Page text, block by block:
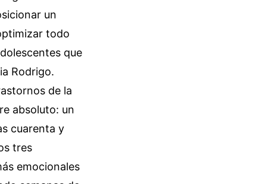
un
todo
que
Rodrigo.
de la
absoluto: un
cuarenta y
tres
emocionales